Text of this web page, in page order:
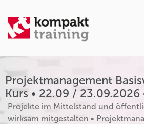
Projektmanagement
Kurs • 22.09 / 23.09.2026
Projekte im Mittelstand und
wirksam mitgestalten •